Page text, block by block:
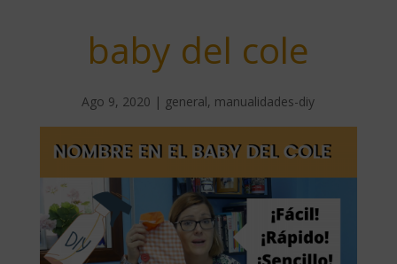
baby del cole
Ago 9, 2020 | general, manualidades-diy